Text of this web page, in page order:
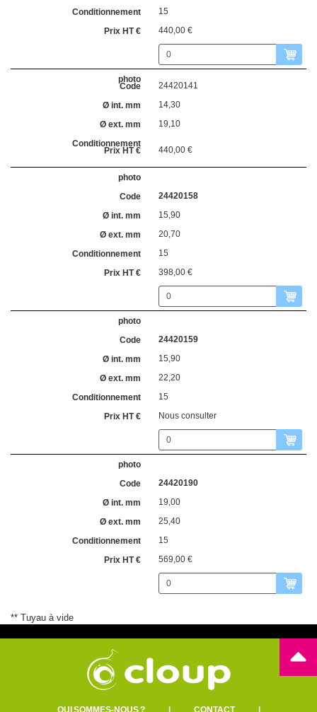
15
440,00 €
24420141
14,30
19,10
440,00 €
24420158
15,90
20,70
15
398,00 €
24420159
15,90
22,20
15
Nous consulter
24420190
19,00
25,40
15
569,00 €
** Tuyau à vide